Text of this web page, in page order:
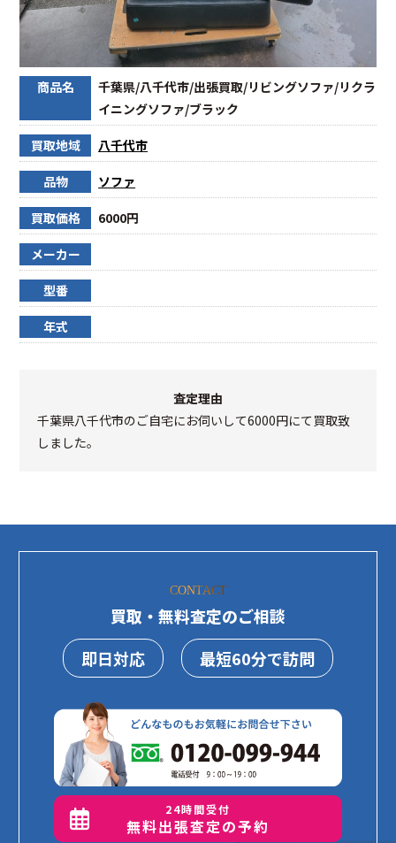
商品名
千葉県/八千代市/出張買取/リビングソファ/リクラ
イニングソファ/ブラック
買取地域 八千代市
品物 ソファ
買取価格 6000円
メーカー
型番
年式
査定理由
千葉県八千代市のご自宅にお伺いして6000円にて買取致
しました。
CONTACT
買取・無料査定のご相談
即日対応
最短60分で訪問
24時間受付
無料出張査定の予約